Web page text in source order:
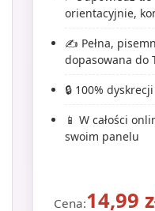
orientacyjnie,
✍️ Pełna,
dopasowana do
🔒 100%
📱 W całości
swoim panelu
Cena:14,99